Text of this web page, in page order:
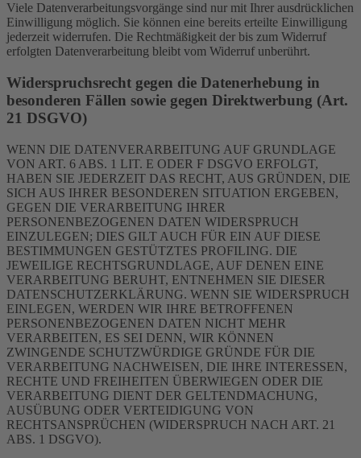
Viele Datenverarbeitungsvorgänge sind nur mit Ihrer ausdrücklichen
Einwilligung möglich. Sie können eine bereits erteilte Einwilligung
jederzeit widerrufen. Die Rechtmäßigkeit der bis zum Widerruf
erfolgten Datenverarbeitung bleibt vom Widerruf unberührt.
Widerspruchsrecht gegen die Datenerhebung in
besonderen Fällen sowie gegen Direktwerbung (Art.
21 DSGVO)
WENN DIE DATENVERARBEITUNG AUF GRUNDLAGE
VON ART. 6 ABS. 1 LIT. E ODER F DSGVO ERFOLGT,
HABEN SIE JEDERZEIT DAS RECHT, AUS GRÜNDEN, DIE
SICH AUS IHRER BESONDEREN SITUATION ERGEBEN,
GEGEN DIE VERARBEITUNG IHRER
PERSONENBEZOGENEN DATEN WIDERSPRUCH
EINZULEGEN; DIES GILT AUCH FÜR EIN AUF DIESE
BESTIMMUNGEN GESTÜTZTES PROFILING. DIE
JEWEILIGE RECHTSGRUNDLAGE, AUF DENEN EINE
VERARBEITUNG BERUHT, ENTNEHMEN SIE DIESER
DATENSCHUTZERKLÄRUNG. WENN SIE WIDERSPRUCH
EINLEGEN, WERDEN WIR IHRE BETROFFENEN
PERSONENBEZOGENEN DATEN NICHT MEHR
VERARBEITEN, ES SEI DENN, WIR KÖNNEN
ZWINGENDE SCHUTZWÜRDIGE GRÜNDE FÜR DIE
VERARBEITUNG NACHWEISEN, DIE IHRE INTERESSEN,
RECHTE UND FREIHEITEN ÜBERWIEGEN ODER DIE
VERARBEITUNG DIENT DER GELTENDMACHUNG,
AUSÜBUNG ODER VERTEIDIGUNG VON
RECHTSANSPRÜCHEN (WIDERSPRUCH NACH ART. 21
ABS. 1 DSGVO).